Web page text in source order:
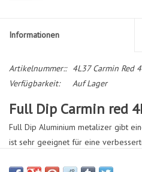
Informationen
Artikelnummer::
4L37 Carmin Red
Verfügbarkeit:
Auf Lager
Full Dip Carmin red
Full Dip Aluminium metalizer gibt
ist sehr geeignet für eine